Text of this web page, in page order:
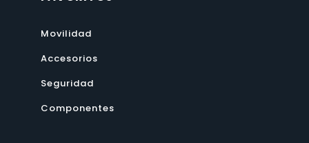
Movilidad
Accesorios
Seguridad
Componentes